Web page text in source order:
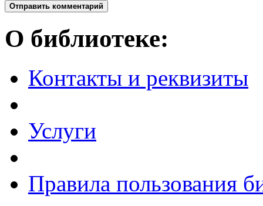
Отправить комментарий
О библиотеке:
Контакты и реквизиты
Услуги
Правила пользования